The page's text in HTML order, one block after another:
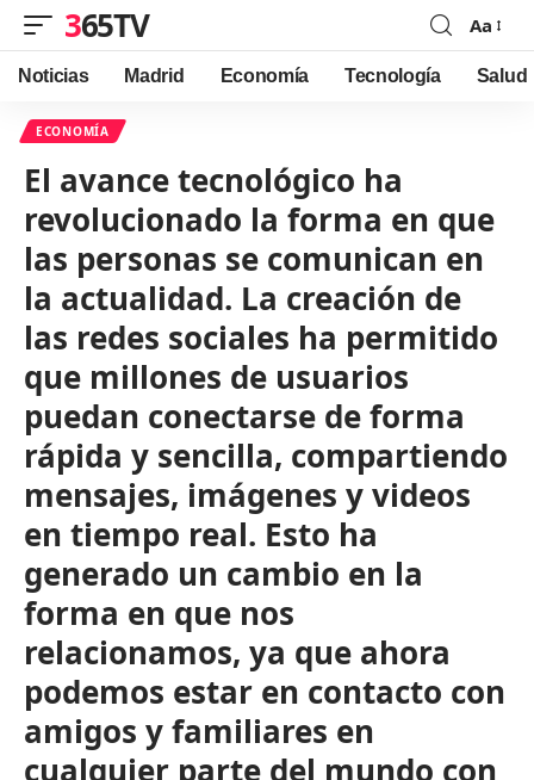
365TV
Font
Resizer
Aa
Noticias Madrid Economía Tecnología Salud
ECONOMÍA
El avance tecnológico ha
revolucionado la forma en que
las personas se comunican en
la actualidad. La creación de
las redes sociales ha permitido
que millones de usuarios
puedan conectarse de forma
rápida y sencilla, compartiendo
mensajes, imágenes y videos
en tiempo real. Esto ha
generado un cambio en la
forma en que nos
relacionamos, ya que ahora
podemos estar en contacto con
amigos y familiares en
cualquier parte del mundo con